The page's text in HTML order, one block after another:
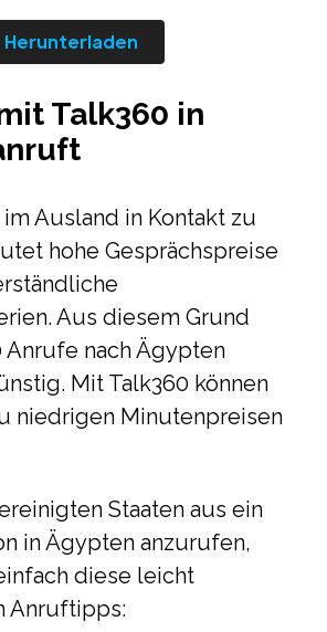
Herunterladen
Talk360 in
Ausland in Kontakt zu
hohe Gesprächspreise
Aus diesem Grund
Anrufe nach Ägypten
Mit Talk360 können
niedrigen Minutenpreisen
Staaten aus ein
in Ägypten anzurufen,
diese leicht
Anruftipps: